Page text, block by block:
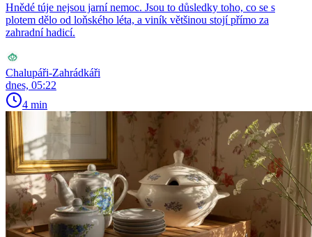
Hnědé túje nejsou jarní nemoc. Jsou to důsledky toho, co se s
plotem dělo od loňského léta, a viník většinou stojí přímo za
zahradní hadicí.
Chalupáři-Zahrádkáři
dnes, 05:22
4 min